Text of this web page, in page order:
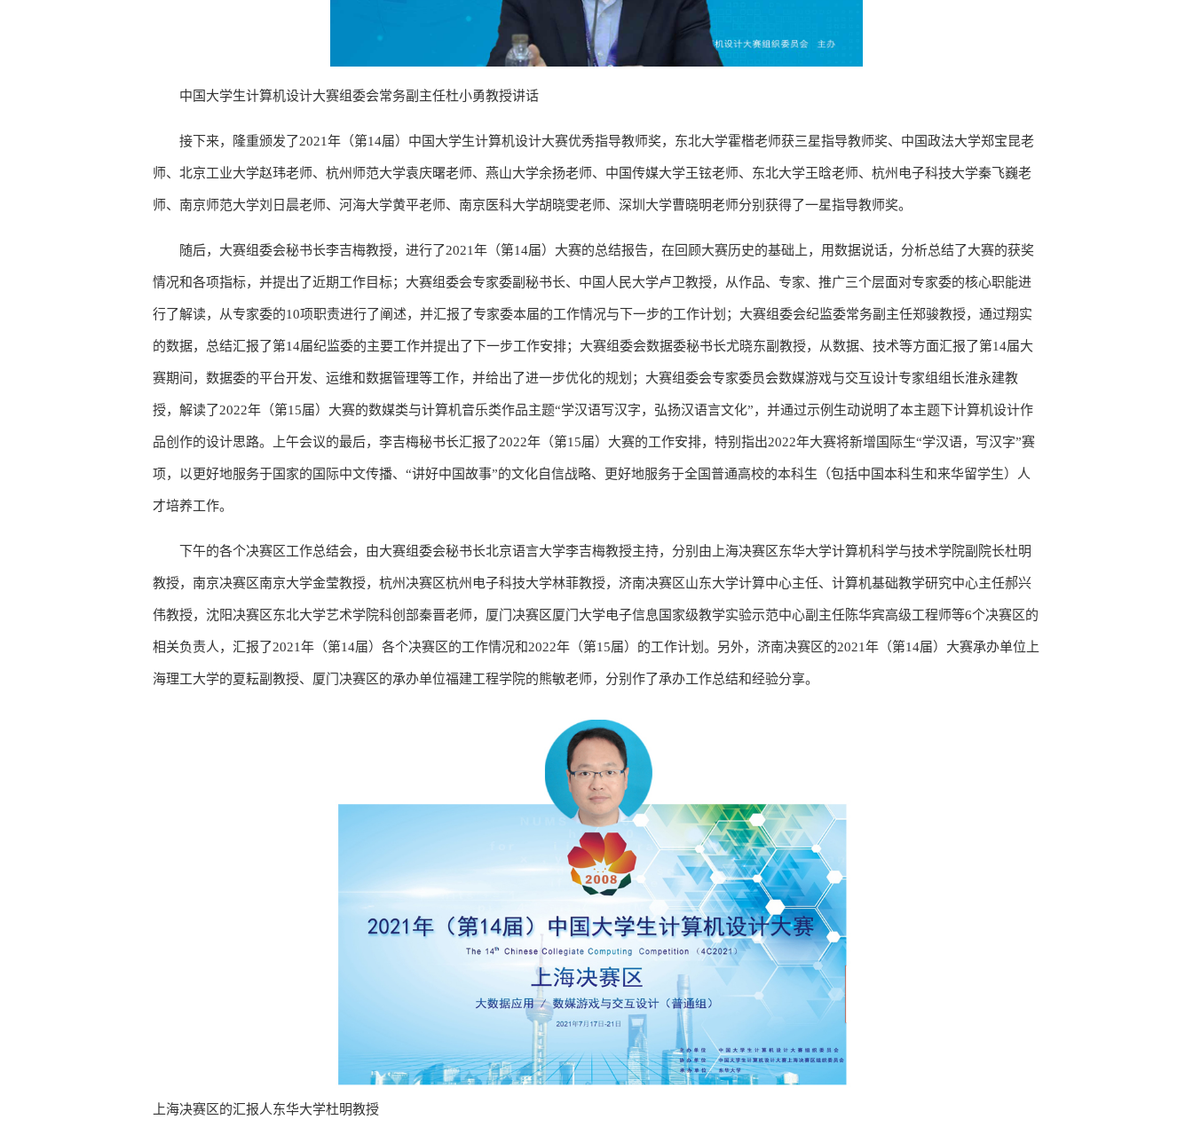
中国大学生计算机设计大赛组委会常务副主任杜小勇教授讲话
接下来，隆重颁发了2021年（第14届）中国大学生计算机设计大赛优秀指导教师奖，东北大学霍楷老师获三星指导教师奖、中国政法大学郑宝昆老
师、北京工业大学赵玮老师、杭州师范大学袁庆曙老师、燕山大学余扬老师、中国传媒大学王铉老师、东北大学王晗老师、杭州电子科技大学秦飞巍老
师、南京师范大学刘日晨老师、河海大学黄平老师、南京医科大学胡晓雯老师、深圳大学曹晓明老师分别获得了一星指导教师奖。
随后，大赛组委会秘书长李吉梅教授，进行了2021年（第14届）大赛的总结报告，在回顾大赛历史的基础上，用数据说话，分析总结了大赛的获奖
情况和各项指标，并提出了近期工作目标；大赛组委会专家委副秘书长、中国人民大学卢卫教授，从作品、专家、推广三个层面对专家委的核心职能进
行了解读，从专家委的10项职责进行了阐述，并汇报了专家委本届的工作情况与下一步的工作计划；大赛组委会纪监委常务副主任郑骏教授，通过翔实
的数据，总结汇报了第14届纪监委的主要工作并提出了下一步工作安排；大赛组委会数据委秘书长尤晓东副教授，从数据、技术等方面汇报了第14届大
赛期间，数据委的平台开发、运维和数据管理等工作，并给出了进一步优化的规划；大赛组委会专家委员会数媒游戏与交互设计专家组组长淮永建教
授，解读了2022年（第15届）大赛的数媒类与计算机音乐类作品主题“学汉语写汉字，弘扬汉语言文化”，并通过示例生动说明了本主题下计算机设计作
品创作的设计思路。上午会议的最后，李吉梅秘书长汇报了2022年（第15届）大赛的工作安排，特别指出2022年大赛将新增国际生“学汉语，写汉字”赛
项，以更好地服务于国家的国际中文传播、“讲好中国故事”的文化自信战略、更好地服务于全国普通高校的本科生（包括中国本科生和来华留学生）人
才培养工作。
下午的各个决赛区工作总结会，由大赛组委会秘书长北京语言大学李吉梅教授主持，分别由上海决赛区东华大学计算机科学与技术学院副院长杜明
教授，南京决赛区南京大学金莹教授，杭州决赛区杭州电子科技大学林菲教授，济南决赛区山东大学计算中心主任、计算机基础教学研究中心主任郝兴
伟教授，沈阳决赛区东北大学艺术学院科创部秦晋老师，厦门决赛区厦门大学电子信息国家级教学实验示范中心副主任陈华宾高级工程师等6个决赛区的
相关负责人，汇报了2021年（第14届）各个决赛区的工作情况和2022年（第15届）的工作计划。另外，济南决赛区的2021年（第14届）大赛承办单位上
海理工大学的夏耘副教授、厦门决赛区的承办单位福建工程学院的熊敏老师，分别作了承办工作总结和经验分享。
上海决赛区的汇报人东华大学杜明教授